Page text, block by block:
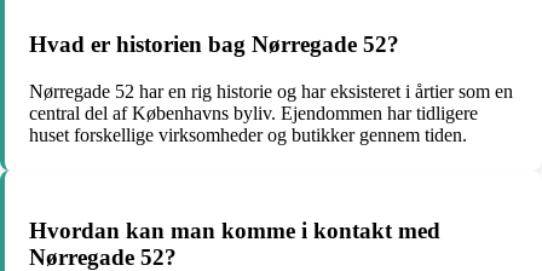
Hvad er historien bag Nørregade 52?
Nørregade 52 har en rig historie og har eksisteret i årtier som en
central del af Københavns byliv. Ejendommen har tidligere
huset forskellige virksomheder og butikker gennem tiden.
Hvordan kan man komme i kontakt med
Nørregade 52?